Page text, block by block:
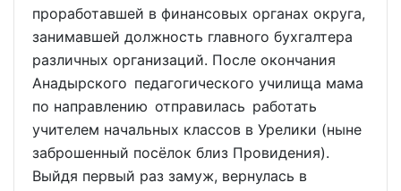
проработавшей в финансовых органах округа,
занимавшей должность главного бухгалтера
различных организаций. После окончания
Анадырского педагогического училища мама
по направлению отправилась работать
учителем начальных классов в Урелики (ныне
заброшенный посёлок близ Провидения).
Выйдя первый раз замуж, вернулась в